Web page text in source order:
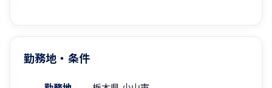
勤務地・条件